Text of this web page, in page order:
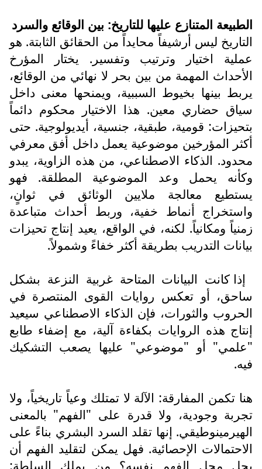
الطبيعة المتنازع عليها للتاريخ: بين الوقائع والسرد
التاريخ ليس أرشيفاً محايداً من الحقائق الثابتة. هو
عملية اختيار وترتيب وتفسير. يختار المؤرخ
الأحداث المهمة من بين بحر لا نهائي من الوقائع،
يربط بينها بخيوط السببية، ويمنحها معنى داخل
سياق حضاري معين. هذا الاختيار محكوم دائماً
بتحيزات: قومية، طبقية، جنسية، أيديولوجية. حتى
أكثر المؤرخين موضوعية يعمل داخل أفق معرفي
محدود. الذكاء الاصطناعي، من هذه الزاوية، يبدو
وكأنه يحمل وعد الموضوعية المطلقة. فهو
يستطيع معالجة ملايين الوثائق في ثوانٍ،
واستخراج أنماط خفية، وربط أحداث متباعدة
زمنياً ومكانياً. لكنه، في الواقع، يعيد إنتاج تحيزات
بيانات التدريب بطريقة أكثر خفاءً وشمولاً.
إذا كانت البيانات المتاحة غربية النزعة بشكل
ساحق، أو تعكس روايات القوى المنتصرة في
الحروب والثورات، فإن الذكاء الاصطناعي سيعيد
إنتاج هذه الروايات بكفاءة آلية، مع إضفاء طابع
"علمي" أو "موضوعي" عليها يصعب التشكيك
فيه.
هنا تكمن المفارقة: الآلة لا تمتلك وعياً تاريخياً، ولا
تجربة وجودية، ولا قدرة على "الفهم" بالمعنى
الهيرمينوطيقي. إنها تقلد السرد البشري بناءً على
الاحتمالات الإحصائية. فهل يمكن لتقليد الفهم أن
يحل محل الفهم نفسه؟ من يملك السلطة: